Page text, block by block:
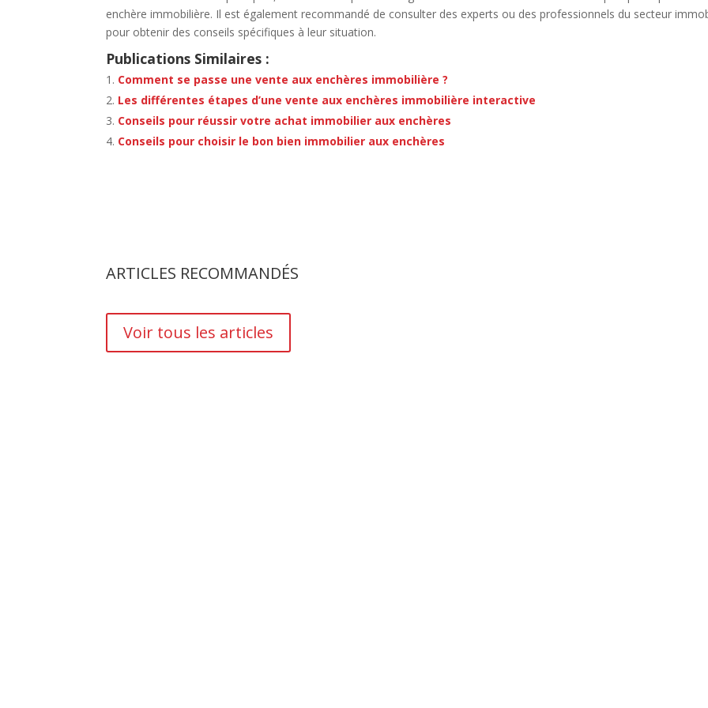
enchère immobilière. Il est également recommandé de consulter des experts ou des professionnels du secteur
pour obtenir des conseils spécifiques à leur situation.
Publications Similaires :
Comment se passe une vente aux enchères immobilière ?
Les différentes étapes d’une vente aux enchères immobilière interactive
Conseils pour réussir votre achat immobilier aux enchères
Conseils pour choisir le bon bien immobilier aux enchères
ARTICLES RECOMMANDÉS
Voir tous les articles